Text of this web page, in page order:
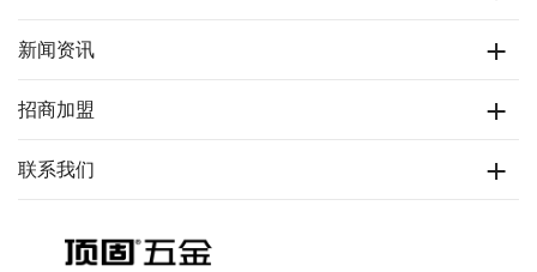
新闻资讯
招商加盟
联系我们